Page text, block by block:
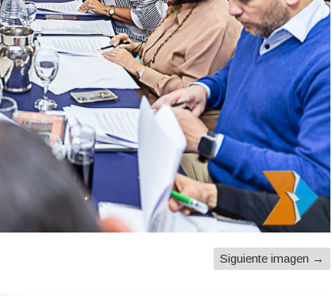
Siguiente imagen →